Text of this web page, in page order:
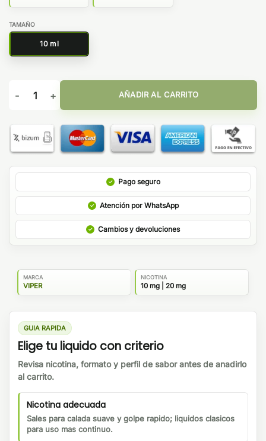
TAMAÑO
10 ml
Caramel Nut Tobacco 10ml - Ultra Salts by Viper cantidad
AÑADIR AL CARRITO
Pago seguro
Atención por WhatsApp
Cambios y devoluciones
MARCA
VIPER
NICOTINA
10 mg | 20 mg
GUIA RAPIDA
Elige tu liquido con criterio
Revisa nicotina, formato y perfil de sabor antes de anadirlo
al carrito.
Nicotina adecuada
Sales para calada suave y golpe rapido; liquidos clasicos
para uso mas continuo.